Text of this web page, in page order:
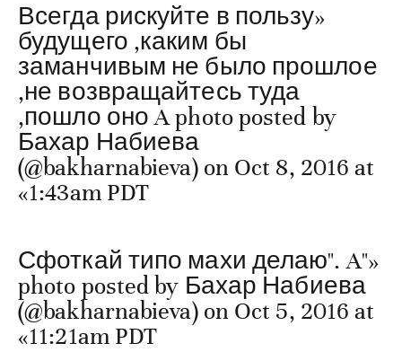
«Всегда рискуйте в пользу
будущего ,каким бы
заманчивым не было прошлое
,не возвращайтесь туда
,пошло оно A photo posted by
Бахар Набиева
(@bakharnabieva) on Oct 8, 2016 at
1:43am PDT»
«"Сфоткай типо махи делаю". A
photo posted by Бахар Набиева
(@bakharnabieva) on Oct 5, 2016 at
11:21am PDT»